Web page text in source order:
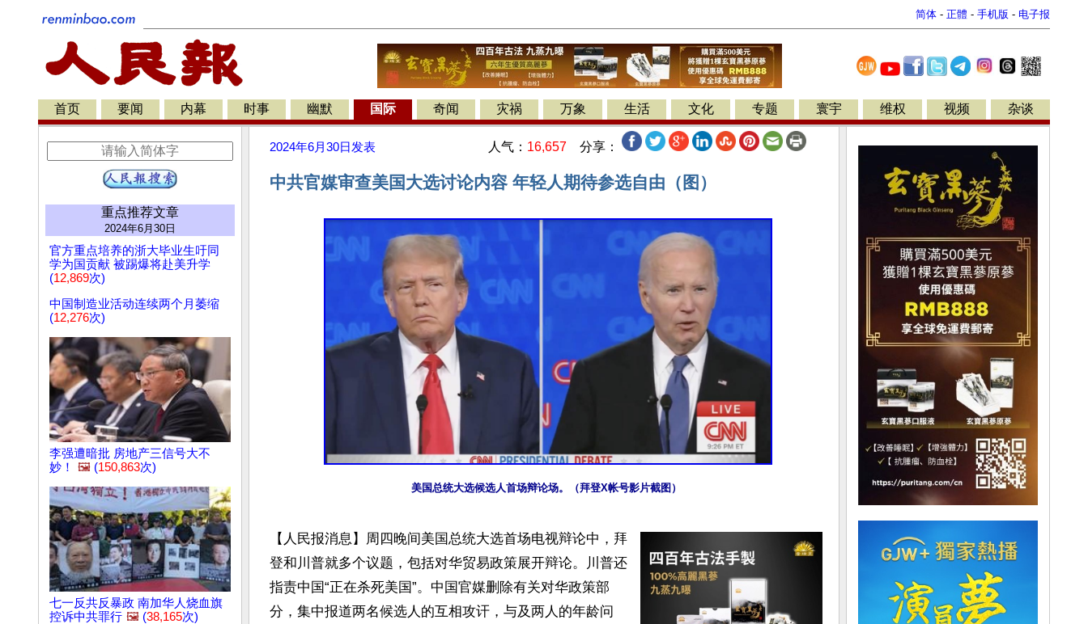
简体 - 正體 - 手机版 - 电子报
首页 要闻 内幕 时事 幽默 国际 奇闻 灾祸 万象 生活 文化 专题 寰宇 维权 视频 杂谈
重点推荐文章
2024年6月30日
官方重点培养的浙大毕业生吁同
学为国贡献 被踢爆将赴美升学
(12,869次)
中国制造业活动连续两个月萎缩
(12,276次)
李强遭暗批 房地产三信号大不
妙！
🖼️ (150,863次)
七一反共反暴政 南加华人烧血旗
控诉中共罪行 🖼️ (38,165次)
2024年6月30日 发表 人气： 16,657 分享：
中共官媒审查美国大选讨论内容 年轻人期待参选自由（图）
美国总统大选候选人首场辩论场。（拜登X帐号影片截图）
【人民报消息】周四晚间美国总统大选首场电视辩论中，拜
登和川普就多个议题，包括对华贸易政策展开辩论。川普还
指责中国“正在杀死美国”。中国官媒删除有关对华政策部
分，集中报道两名候选人的互相攻讦，与及两人的年龄问